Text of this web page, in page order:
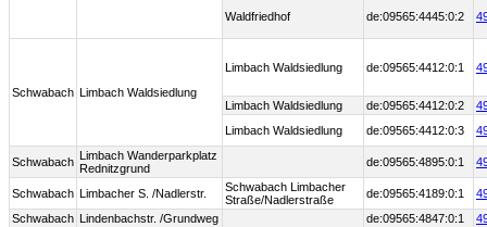
Waldfriedhof de:09565:4445:0:2
Schwabach Limbach Waldsiedlung
Limbach Waldsiedlung de:09565:4412:0:1
Limbach Waldsiedlung de:09565:4412:0:2
Limbach Waldsiedlung
de:09565:4412:0:3
Schwabach
Limbach Wanderparkplatz
Rednitzgrund
de:09565:4895:0:1
Schwabach Limbacher S. /Nadlerstr.
Schwabach Limbacher
Straße/Nadlerstraße
de:09565:4189:0:1
Schwabach
Lindenbachstr. /Grundweg de:09565:4847:0:1